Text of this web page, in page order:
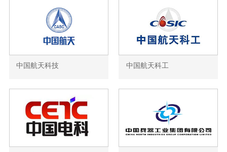
中国航天科技 中国航天科工